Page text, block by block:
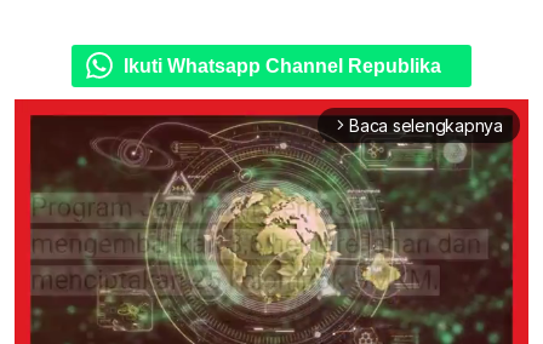
Ikuti Whatsapp Channel Republika
arrow_forward_ios Baca selengkapnya